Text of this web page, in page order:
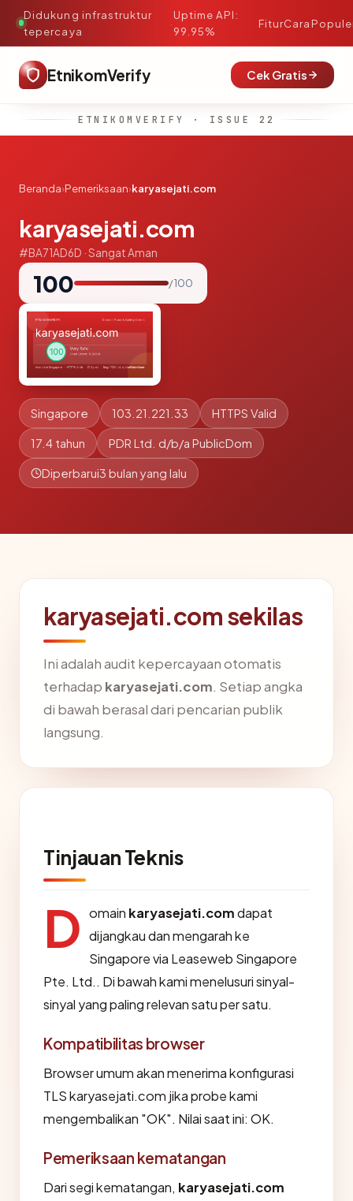
Didukung infrastruktur
tepercaya
·
Uptime API:
99.95%
FiturCara
EtnikomVerify Cek Gratis
ETNIKOMVERIFY · ISSUE 22
Beranda›Pemeriksaan›karyasejati.com
karyasejati.com
#BA71AD6D · Sangat Aman
100 / 100
Singapore 103.21.221.33 HTTPS Valid
17.4 tahun PDR Ltd. d/b/a PublicDom
Diperbarui3 bulan yang lalu
karyasejati.com sekilas
Ini adalah audit kepercayaan otomatis
terhadap karyasejati.com. Setiap angka
di bawah berasal dari pencarian publik
langsung.
Tinjauan Teknis
D omain karyasejati.comdapat
dijangkau dan mengarah ke
Singapore via Leaseweb Singapore
Pte. Ltd.. Di bawah kami menelusuri sinyal-
sinyal yang paling relevan satu per satu.
Kompatibilitas browser
Browser umum akan menerima konfigurasi
TLS karyasejati.com jika probe kami
mengembalikan "OK". Nilai saat ini: OK.
Pemeriksaan kematangan
Dari segi kematangan, karyasejati.com